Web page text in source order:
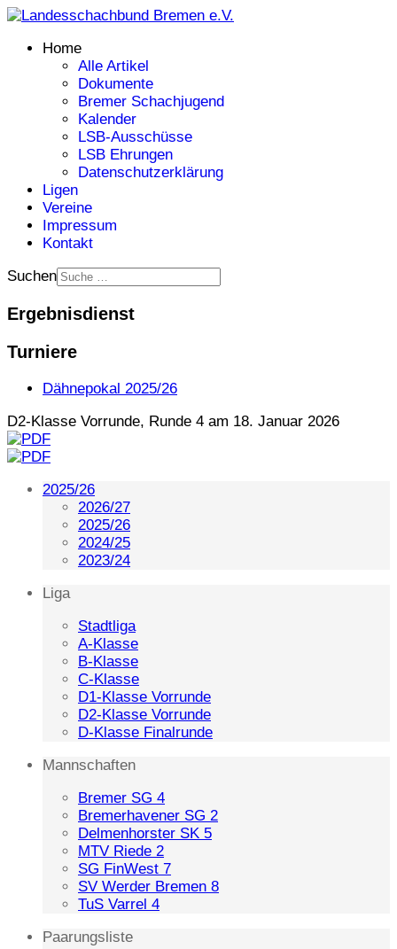
Home
Alle Artikel
Dokumente
Bremer Schachjugend
Kalender
LSB-Ausschüsse
LSB Ehrungen
Datenschutzerklärung
Ligen
Vereine
Impressum
Kontakt
Suchen
Ergebnisdienst
Turniere
Dähnepokal 2025/26
D2-Klasse Vorrunde, Runde 4 am 18. Januar 2026
2025/26
2026/27
2025/26
2024/25
2023/24
Liga
Stadtliga
A-Klasse
B-Klasse
C-Klasse
D1-Klasse Vorrunde
D2-Klasse Vorrunde
D-Klasse Finalrunde
Mannschaften
Bremer SG 4
Bremerhavener SG 2
Delmenhorster SK 5
MTV Riede 2
SG FinWest 7
SV Werder Bremen 8
TuS Varrel 4
Paarungsliste